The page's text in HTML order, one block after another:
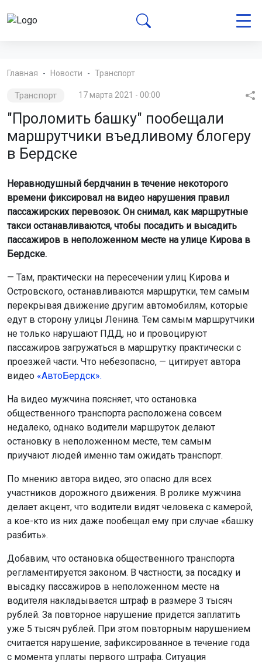
Главная Новости Транспорт
Транспорт 17 марта 2021 - 00:00
"Проломить башку" пообещали
маршрутчики въедливому блогеру
в Бердске
Неравнодушный бердчанин в течение некоторого
времени фиксировал на видео нарушения правил
пассажирских перевозок. Он снимал, как маршрутные
такси останавливаются, чтобы посадить и высадить
пассажиров в неположенном месте на улице Кирова в
Бердске.
— Там, практически на пересечении улиц Кирова и
Островского, останавливаются маршрутки, тем самым
перекрывая движение другим автомобилям, которые
едут в сторону улицы Ленина. Тем самым маршрутчики
не только нарушают ПДД, но и провоцируют
пассажиров загружаться в маршрутку практически с
проезжей части. Что небезопасно, — цитирует автора
видео «АвтоБердск».
На видео мужчина поясняет, что остановка
общественного транспорта расположена совсем
недалеко, однако водители маршруток делают
остановку в неположенном месте, тем самым
приучают людей именно там ожидать транспорт.
По мнению автора видео, это опасно для всех
участников дорожного движения. В ролике мужчина
делает акцент, что водители видят человека с камерой,
а кое-кто из них даже пообещал ему при случае «башку
разбить».
Добавим, что остановка общественного транспорта
регламентируется законом. В частности, за посадку и
высадку пассажиров в неположенном месте на
водителя накладывается штраф в размере 3 тысяч
рублей. За повторное нарушение придется заплатить
уже 5 тысяч рублей. При этом повторным нарушением
считается нарушение, зафиксированное в течение года
с момента уплаты первого штрафа. Ситуация